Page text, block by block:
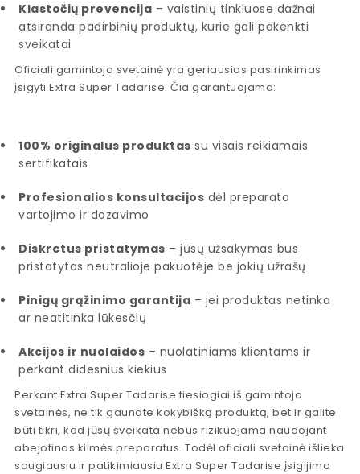
Klastočių prevencija – vaistinių tinkluose dažnai
atsiranda padirbinių produktų, kurie gali pakenkti
sveikatai
Oficiali gamintojo svetainė yra geriausias pasirinkimas
įsigyti Extra Super Tadarise. Čia garantuojama:
100% originalus produktas su visais reikiamais
sertifikatais
Profesionalios konsultacijos dėl preparato
vartojimo ir dozavimo
Diskretus pristatymas – jūsų užsakymas bus
pristatytas neutralioje pakuotėje be jokių užrašų
Pinigų grąžinimo garantija – jei produktas netinka
ar neatitinka lūkesčių
Akcijos ir nuolaidos – nuolatiniams klientams ir
perkant didesnius kiekius
Perkant Extra Super Tadarise tiesiogiai iš gamintojo
svetainės, ne tik gaunate kokybišką produktą, bet ir galite
būti tikri, kad jūsų sveikata nebus rizikuojama naudojant
abejotinos kilmės preparatus. Todėl oficiali svetainė išlieka
saugiausiu ir patikimiausiu Extra Super Tadarise įsigijimo